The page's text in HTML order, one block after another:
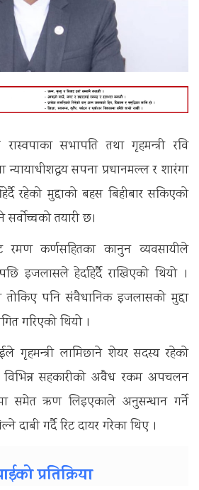
सभापति तथा गृहमन्त्री रवि
न्यायाधीशद्वय सपना प्रधानमल्ल र शारंगा
रहेको मुद्दाको बहस बिहीबार सकिएको
तयारी छ।
रमण कर्णसहितका कानुन व्यवसायीले
इजलासले हेर्दाहेर्दै राखिएको थियो ।
तोकिए पनि संवैधानिक इजलासको मुद्दा
गरिएको थियो ।
गृहमन्त्री लामिछाने शेयर सदस्य रहेको
विभिन्न सहकारीको अवैध रकम अपचलन
समेत ऋण लिइएकाले अनुसन्धान गर्ने
दाबी गर्दै रिट दायर गरेका थिए ।
प्रतिक्रिया